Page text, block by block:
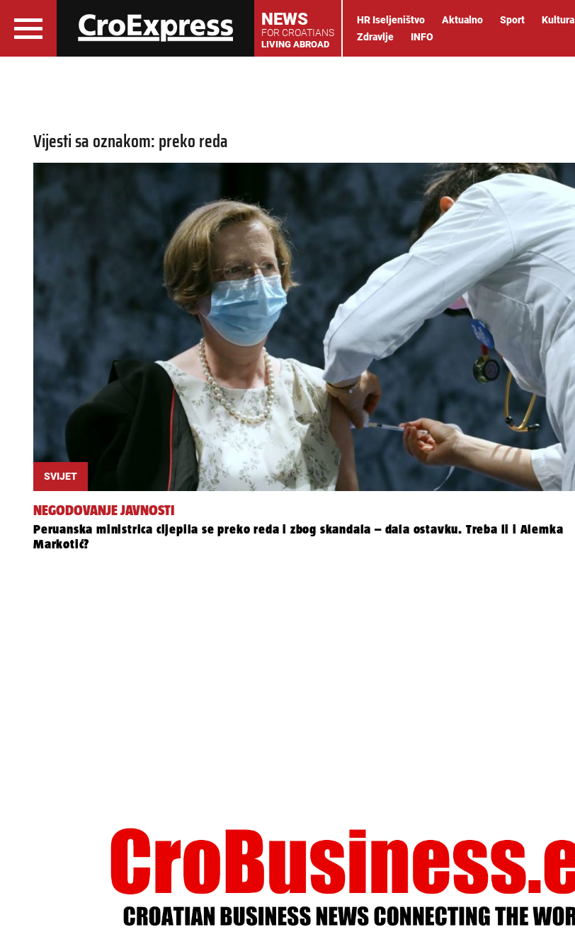
NEWS
FOR CROATIANS
LIVING ABROAD
HR Iseljeništvo Aktualno Sport Kultura
Zdravlje
INFO
Vijesti sa oznakom: preko reda
SVIJET
NEGODOVANJE JAVNOSTI
Peruanska ministrica cijepila se preko reda i zbog skandala – dala ostavku. Treba li i Alemka
Markotić?